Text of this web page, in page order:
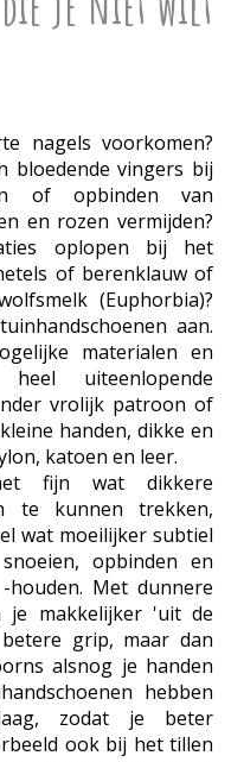
nagels voorkomen?
bloedende vingers bij
of opbinden van
en rozen vermijden?
oplopen bij het
of berenklauw of
(Euphorbia)?
aan.
materialen en
uiteenlopende
vrolijk patroon of
handen, dikke en
katoen en leer.
fijn wat dikkere
te kunnen trekken,
wat moeilijker subtiel
opbinden en
houden. Met dunnere
je makkelijker 'uit de
grip, maar dan
alsnog je handen
hebben
zodat je beter
ook bij het tillen